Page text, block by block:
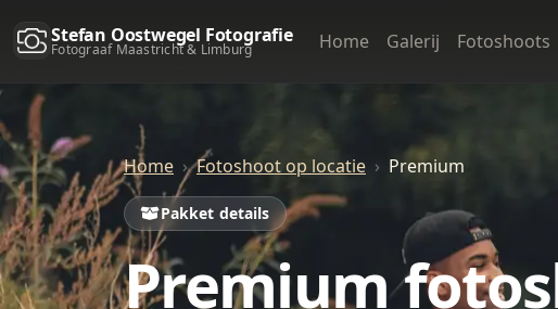
Stefan Oostwegel Fotografie
Fotograaf Maastricht & Limburg Home Galerij Fotoshoots
Home Fotoshoot op locatie Premium
Pakket details
Premium